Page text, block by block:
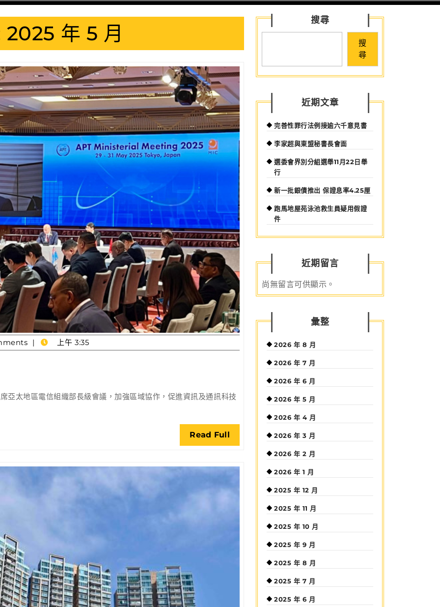
for:
2025 年 5 月
上午 3:35
亞太地區電信組織部長級會議，加強區域協作，促進資訊及通訊科技
Read Full
Full
搜尋
搜
尋
近期文章
完善性罪行法例接逾六千意見書
李家超與東盟秘書長會面
選委會界別分組選舉11月22日舉
行
新一批銀債推出 保證息率4.25厘
跑馬地屋苑泳池救生員疑用假證
件
近期留言
尚無留言可供顯示。
彙整
2026 年 8 月
2026 年 7 月
2026 年 6 月
2026 年 5 月
2026 年 4 月
2026 年 3 月
2026 年 2 月
2026 年 1 月
2025 年 12 月
2025 年 11 月
2025 年 10 月
2025 年 9 月
2025 年 8 月
2025 年 7 月
2025 年 6 月